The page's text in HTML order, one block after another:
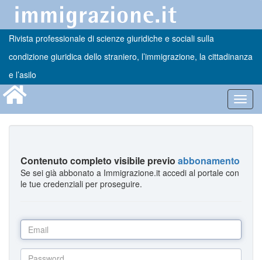
Rivista professionale di scienze giuridiche e sociali sulla
condizione giuridica dello straniero, l’immigrazione, la cittadinanza
e l’asilo
Contenuto completo visibile previo abbonamento
Se sei già abbonato a Immigrazione.it accedi al portale con
le tue credenziali per proseguire.